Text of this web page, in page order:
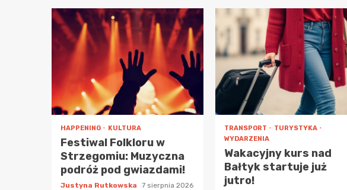
HAPPENING KULTURA
Festiwal Folkloru w
Strzegomiu: Muzyczna
podróż pod gwiazdami!
Justyna Rutkowska
7 sierpnia 2026
TRANSPORT
TURYSTYKA
WYDARZENIA
Wakacyjny kurs nad
Bałtyk startuje już
jutro!